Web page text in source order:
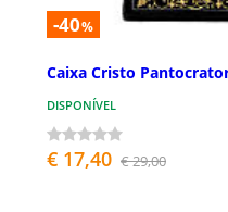
-40%
Caixa Cristo
DISPONÍVEL
€ 17,40 € 29,00